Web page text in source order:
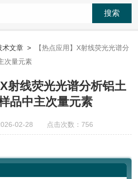
术文章 >
【热点应用】X射线荧光光谱分
次量元素
X射线荧光光谱分析铝土
品中主次量元素
02-28 点击次数：756